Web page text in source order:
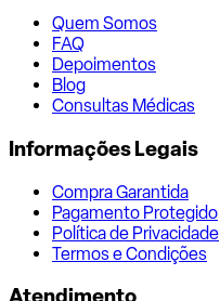
Quem Somos
FAQ
Depoimentos
Blog
Consultas Médicas
Informações Legais
Compra Garantida
Pagamento Protegido
Política de Privacidade
Termos e Condições